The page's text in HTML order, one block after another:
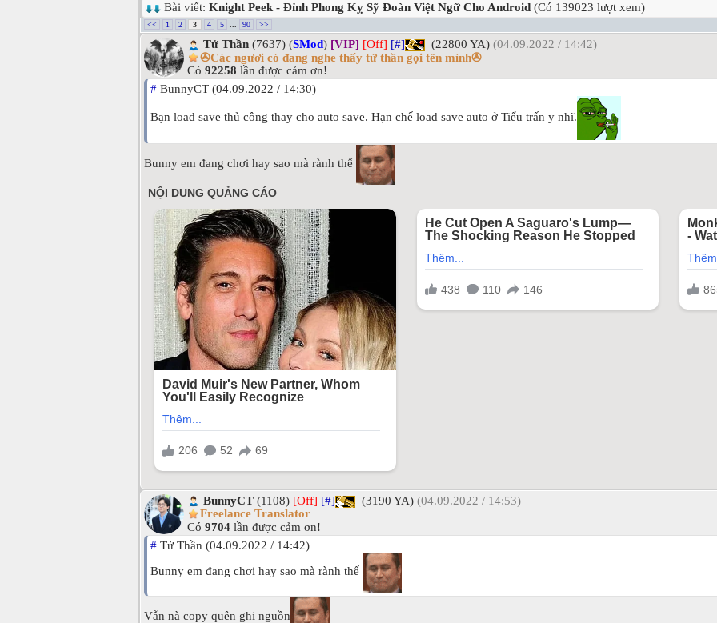
Bài viết: Knight Peek - Đỉnh Phong Kỵ Sỹ Đoàn Việt Ngữ Cho Android (Có 139023 lượt xem)
<< 1 2 3 4 5 ... 90 >>
Tử Thần (7637) (SMod) [VIP] [Off] [#] (22800 YA) (04.09.2022 / 14:42)
✇Các ngươi có đang nghe thấy tử thần gọi tên mình✇
Có 92258 lần được cảm ơn!
# BunnyCT (04.09.2022 / 14:30)
Bạn load save thủ công thay cho auto save. Hạn chế load save auto ở Tiểu trấn y nhĩ.
Bunny em đang chơi hay sao mà rành thế
BunnyCT (1108) [Off] [#] (3190 YA) (04.09.2022 / 14:53)
Freelance Translator
Có 9704 lần được cảm ơn!
# Tử Thần (04.09.2022 / 14:42)
Bunny em đang chơi hay sao mà rành thế
Vẫn nà copy quên ghi nguồn